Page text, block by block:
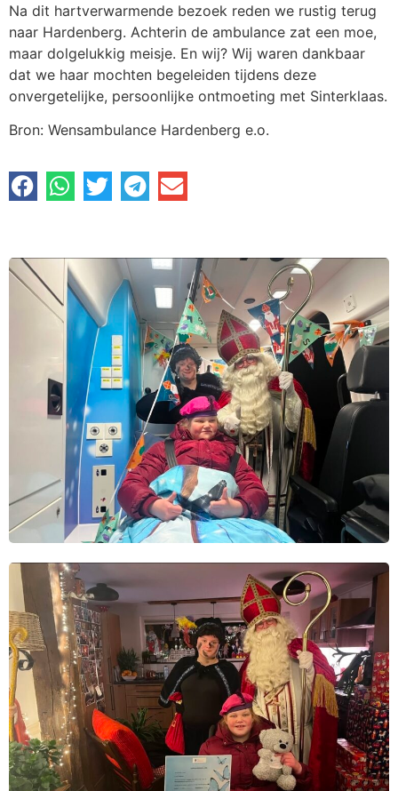
Na dit hartverwarmende bezoek reden we rustig terug
naar Hardenberg. Achterin de ambulance zat een moe,
maar dolgelukkig meisje. En wij? Wij waren dankbaar
dat we haar mochten begeleiden tijdens deze
onvergetelijke, persoonlijke ontmoeting met Sinterklaas.
Bron: Wensambulance Hardenberg e.o.